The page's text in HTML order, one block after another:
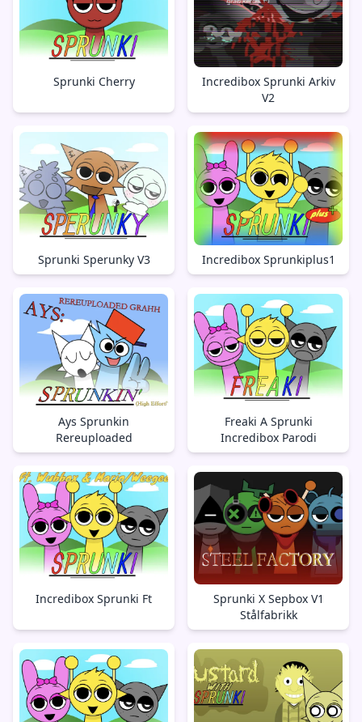
Sprunki Cherry
Incredibox Sprunki Arkiv
V2
Sprunki Sperunky V3 Incredibox Sprunkiplus1
Ays Sprunkin
Rereuploaded
Freaki A Sprunki
Incredibox Parodi
Incredibox Sprunki Ft
Sprunki X Sepbox V1
Stålfabrikk